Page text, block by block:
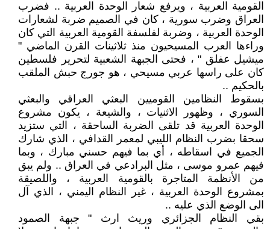
القومية العربية ، ويرفع شعار الوحدة العربية .. فضرب
العراق وضرب سورية ، كان في الصميم ضربة لشعارات
الوحدة العربية ، وضربة لفلسفة القومية العربية التي كان
وراءها العرب المسيحيون منذ ثلاثينات القرن الماضي "
ميشيل عفلق " ، فحتى الجبهة الشعبية لتحرير فلسطين
كان على راسها عربي مسيحي ، هو جورج حبش الملقب
بالحكيم ..
بسقوط النظامين القوميين البعثي العراقي والبعثي
السوري ، وظهور الاثنيات ، والشيعة ، يكون مشروع
الوحدة العربية قد تلقى الضربة الساحقة ، التي ستزيد
سحقا بضرب النظام الليبي لمعمر القدافي ، الذي شارك
الجميع في اسقاطه ، أي بما فيهم حسني مبارك ، وبما
فيهم عمرو موسى ، مثل البرادعي في العراق .. ولم يبق
من الأنظمة المتاجرة بالقومية العربية ، واللصيقة
بمشروع الوحدة العربية ، غير النظام اليمني ، الذي آل
الى الوضع الذي عليه ..
بقي النظام الجزائري وريث ارث " جبهة الصمود